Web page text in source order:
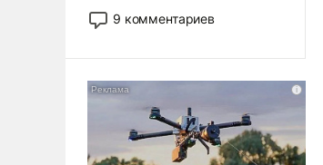
двигаемся по пути
революционных изменений.
псевдонаучной фантастики,
стало всерьез обсуждаемой
9 комментариев